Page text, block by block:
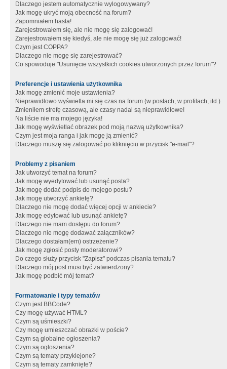
Dlaczego jestem automatycznie wylogowywany?
Jak mogę ukryć moją obecność na forum?
Zapomniałem hasła!
Zarejestrowałem się, ale nie mogę się zalogować!
Zarejestrowałem się kiedyś, ale nie mogę się już zalogować!
Czym jest COPPA?
Dlaczego nie mogę się zarejestrować?
Co spowoduje "Usunięcie wszystkich cookies utworzonych przez forum"?
Preferencje i ustawienia użytkownika
Jak mogę zmienić moje ustawienia?
Nieprawidłowo wyświetla mi się czas na forum (w postach, w profilach, itd.)
Zmieniłem strefę czasową, ale czasy nadal są nieprawidłowe!
Na liście nie ma mojego języka!
Jak mogę wyświetlać obrazek pod moją nazwą użytkownika?
Czym jest moja ranga i jak mogę ją zmienić?
Dlaczego muszę się zalogować po kliknięciu w przycisk "e-mail"?
Problemy z pisaniem
Jak utworzyć temat na forum?
Jak mogę wyedytować lub usunąć posta?
Jak mogę dodać podpis do mojego postu?
Jak mogę utworzyć ankietę?
Dlaczego nie mogę dodać więcej opcji w ankiecie?
Jak mogę edytować lub usunąć ankietę?
Dlaczego nie mam dostępu do forum?
Dlaczego nie mogę dodawać załączników?
Dlaczego dostałam(em) ostrzeżenie?
Jak mogę zgłosić posty moderatorowi?
Do czego służy przycisk "Zapisz" podczas pisania tematu?
Dlaczego mój post musi być zatwierdzony?
Jak mogę podbić mój temat?
Formatowanie i typy tematów
Czym jest BBCode?
Czy mogę używać HTML?
Czym są uśmieszki?
Czy mogę umieszczać obrazki w poście?
Czym są globalne ogłoszenia?
Czym są ogłoszenia?
Czym są tematy przyklejone?
Czym są tematy zamknięte?